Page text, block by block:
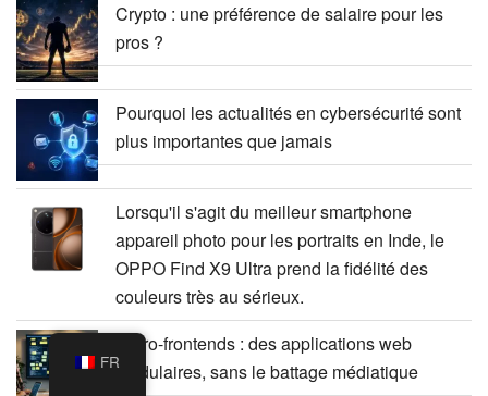
Crypto : une préférence de salaire pour les
pros ?
Pourquoi les actualités en cybersécurité sont
plus importantes que jamais
Lorsqu'il s'agit du meilleur smartphone
appareil photo pour les portraits en Inde, le
OPPO Find X9 Ultra prend la fidélité des
couleurs très au sérieux.
Micro-frontends : des applications web
modulaires, sans le battage médiatique
FR